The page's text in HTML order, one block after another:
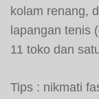
kolam renang,
lapangan tenis
11 toko dan
Tips : nikmati